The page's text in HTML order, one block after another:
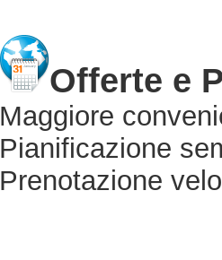
Offerte e
Maggiore
Pianificazione
Prenotazione